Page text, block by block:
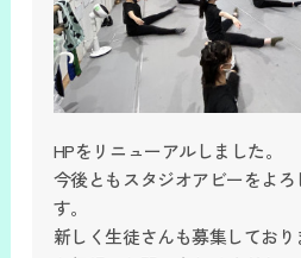
HPをリニューアルしました。
今後ともスタジオアビーをよ
す。
新しく生徒さんも募集しており